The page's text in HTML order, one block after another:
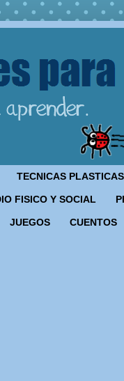
TECNICAS PLASTICAS
FISICO Y SOCIAL
JUEGOS CUENTOS